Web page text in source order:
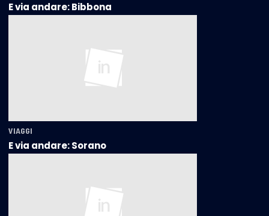
E via andare: Bibbona
VIAGGI
E via andare: Sorano